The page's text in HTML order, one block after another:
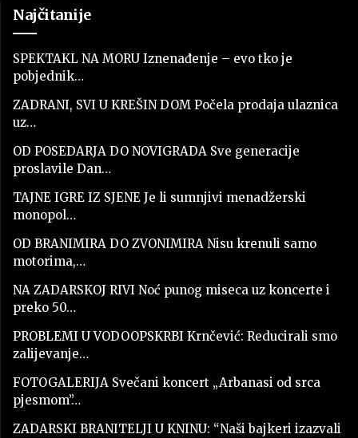
Najčitanije
SPEKTAKL NA MORU Iznenađenje – evo tko je
pobjednik…
ZADRANI, SVI U KREŠIN DOM Počela prodaja ulaznica
uz…
OD POSEDARJA DO NOVIGRADA Sve generacije
proslavile Dan…
TAJNE IGRE IZ SJENE Je li sumnjivi menadžerski
monopol…
OD BRANIMIRA DO ZVONIMIRA Nisu krenuli samo
motorima,…
NA ZADARSKOJ RIVI Noć punog miseca uz koncerte i
preko 50…
PROBLEMI U VODOOPSKRBI Krnčević: Reducirali smo
zalijevanje…
FOTOGALERIJA Svečani koncert „Arbanasi od srca
pjesmom”…
ZADARSKI BRANITELJI U KNINU: “Naši bajkeri izazvali